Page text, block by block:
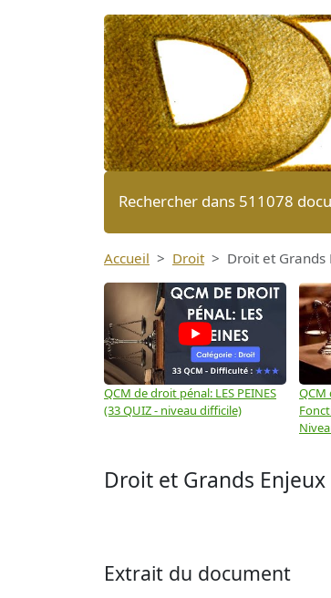
Rechercher dans 511078
Accueil Droit Droit et Grands
QCM de droit pénal: LES PEINES
(33 QUIZ - niveau difficile)
QCM
Droit et Grands
Extrait du document